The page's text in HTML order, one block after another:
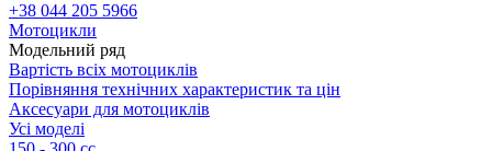
+38 044 205 5966
Мотоцикли
Модельний ряд
Вартість всіх мотоциклів
Порівняння технічних характеристик та цін
Аксесуари для мотоциклів
Усі моделі